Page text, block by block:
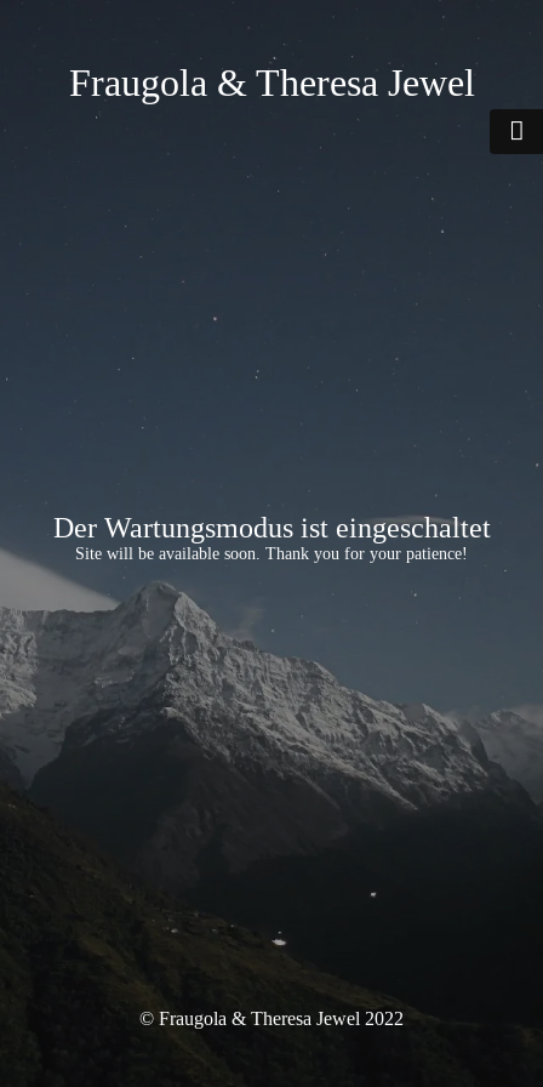
Fraugola & Theresa Jewel
Der Wartungsmodus ist eingeschaltet
Site will be available soon. Thank you for your patience!
© Fraugola & Theresa Jewel 2022